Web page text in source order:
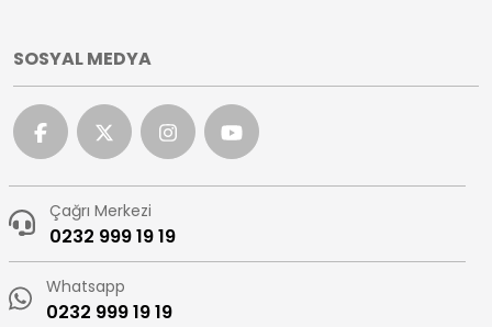
SOSYAL MEDYA
Çağrı Merkezi
0232 999 19 19
Whatsapp
0232 999 19 19